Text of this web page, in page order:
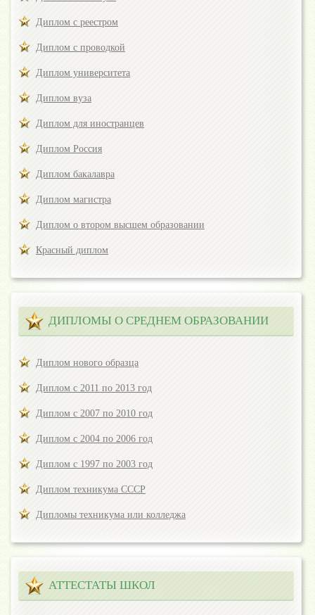
Диплом с реестром
Диплом с проводкой
Диплом университета
Диплом вуза
Диплом для иностранцев
Диплом Россия
Диплом бакалавра
Диплом магистра
Диплом о втором высшем образовании
Красный диплом
ДИПЛОМЫ О СРЕДНЕМ ОБРАЗОВАНИИ
Диплом нового образца
Диплом с 2011 по 2013 год
Диплом с 2007 по 2010 год
Диплом с 2004 по 2006 год
Диплом с 1997 по 2003 год
Диплом техникума СССР
Дипломы техникума или колледжа
АТТЕСТАТЫ ШКОЛ